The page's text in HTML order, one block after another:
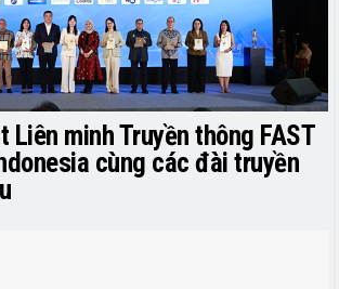
Liên minh Truyền thông FAST
cùng các đài truyền